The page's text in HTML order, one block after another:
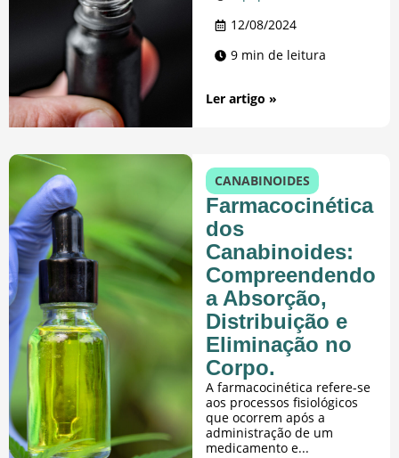
12/08/2024
9 min de leitura
Ler artigo »
CANABINOIDES
Farmacocinética
dos
Canabinoides:
Compreendendo
a Absorção,
Distribuição e
Eliminação no
Corpo.
A farmacocinética refere-se
aos processos fisiológicos
que ocorrem após a
administração de um
medicamento e...